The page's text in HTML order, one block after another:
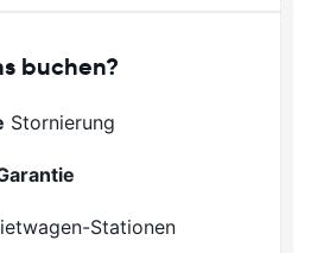
buchen?
Stornierung
Stationen